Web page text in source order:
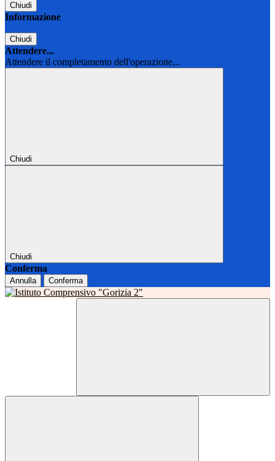
Chiudi
Informazione
Chiudi
Attendere...
Attendere il completamento dell'operazione...
Chiudi
Chiudi
Conferma
Annulla Conferma